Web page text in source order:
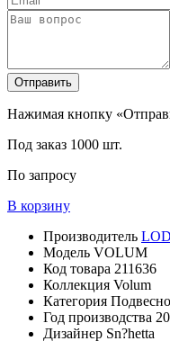
Отправить
Нажимая кнопку
Под заказ 1000 шт.
По запросу
В корзину
Производитель
Модель VOLUM
Код товара 211636
Коллекция Volum
Категория
Год производства
Дизайнер Sn?hetta